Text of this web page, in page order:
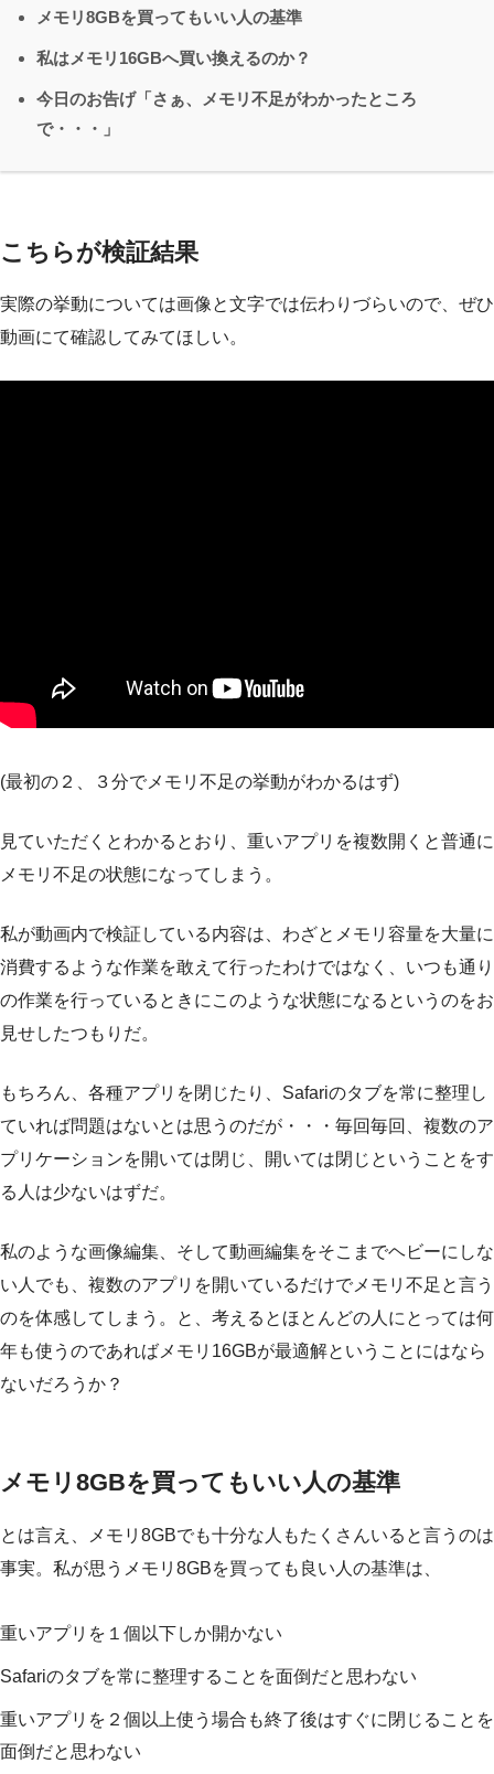
メモリ8GBを買ってもいい人の基準
私はメモリ16GBへ買い換えるのか？
今日のお告げ「さぁ、メモリ不足がわかったところ
で・・・」
こちらが検証結果
実際の挙動については画像と文字では伝わりづらいので、ぜひ
動画にて確認してみてほしい。
(最初の２、３分でメモリ不足の挙動がわかるはず)
見ていただくとわかるとおり、重いアプリを複数開くと普通に
メモリ不足の状態になってしまう。
私が動画内で検証している内容は、わざとメモリ容量を大量に
消費するような作業を敢えて行ったわけではなく、いつも通り
の作業を行っているときにこのような状態になるというのをお
見せしたつもりだ。
もちろん、各種アプリを閉じたり、Safariのタブを常に整理し
ていれば問題はないとは思うのだが・・・毎回毎回、複数のア
プリケーションを開いては閉じ、開いては閉じということをす
る人は少ないはずだ。
私のような画像編集、そして動画編集をそこまでヘビーにしな
い人でも、複数のアプリを開いているだけでメモリ不足と言う
のを体感してしまう。と、考えるとほとんどの人にとっては何
年も使うのであればメモリ16GBが最適解ということにはなら
ないだろうか？
メモリ8GBを買ってもいい人の基準
とは言え、メモリ8GBでも十分な人もたくさんいると言うのは
事実。私が思うメモリ8GBを買っても良い人の基準は、
重いアプリを１個以下しか開かない
Safariのタブを常に整理することを面倒だと思わない
重いアプリを２個以上使う場合も終了後はすぐに閉じることを
面倒だと思わない